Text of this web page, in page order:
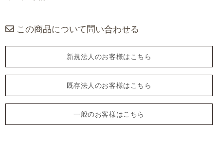
この商品について問い合わせる
新規法人のお客様はこちら
既存法人のお客様はこちら
一般のお客様はこちら